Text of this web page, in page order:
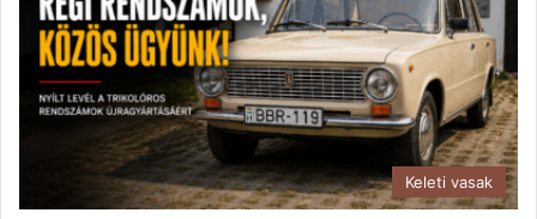
Keleti vasak